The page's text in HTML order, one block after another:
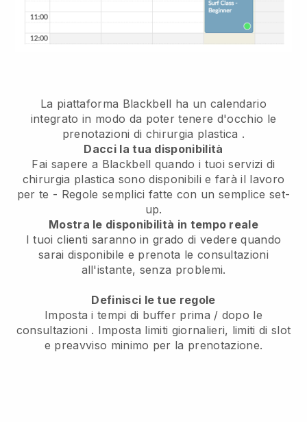
La piattaforma Blackbell ha un calendario
integrato in modo da poter tenere d'occhio le
prenotazioni di chirurgia plastica .
Dacci la tua disponibilità
Fai sapere a Blackbell quando i tuoi servizi di
chirurgia plastica sono disponibili e farà il lavoro
per te - Regole semplici fatte con un semplice set-
up.
Mostra le disponibilità in tempo reale
I tuoi clienti saranno in grado di vedere quando
sarai disponibile e prenota le consultazioni
all'istante, senza problemi.
Definisci le tue regole
Imposta i tempi di buffer prima / dopo le
consultazioni . Imposta limiti giornalieri, limiti di slot
e preavviso minimo per la prenotazione.